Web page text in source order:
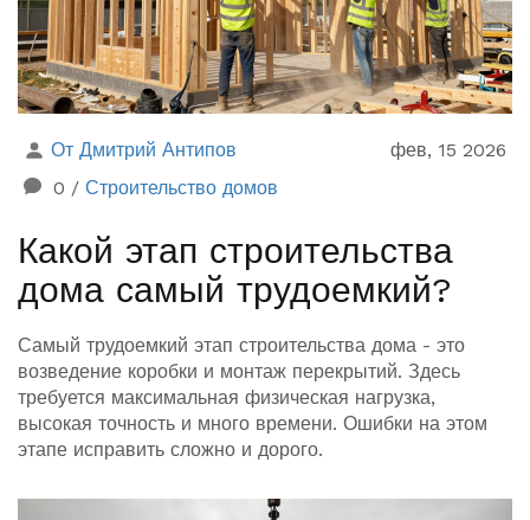
От Дмитрий Антипов
фев, 15 2026
0 / Строительство домов
Какой этап строительства
дома самый трудоемкий?
Самый трудоемкий этап строительства дома - это
возведение коробки и монтаж перекрытий. Здесь
требуется максимальная физическая нагрузка,
высокая точность и много времени. Ошибки на этом
этапе исправить сложно и дорого.